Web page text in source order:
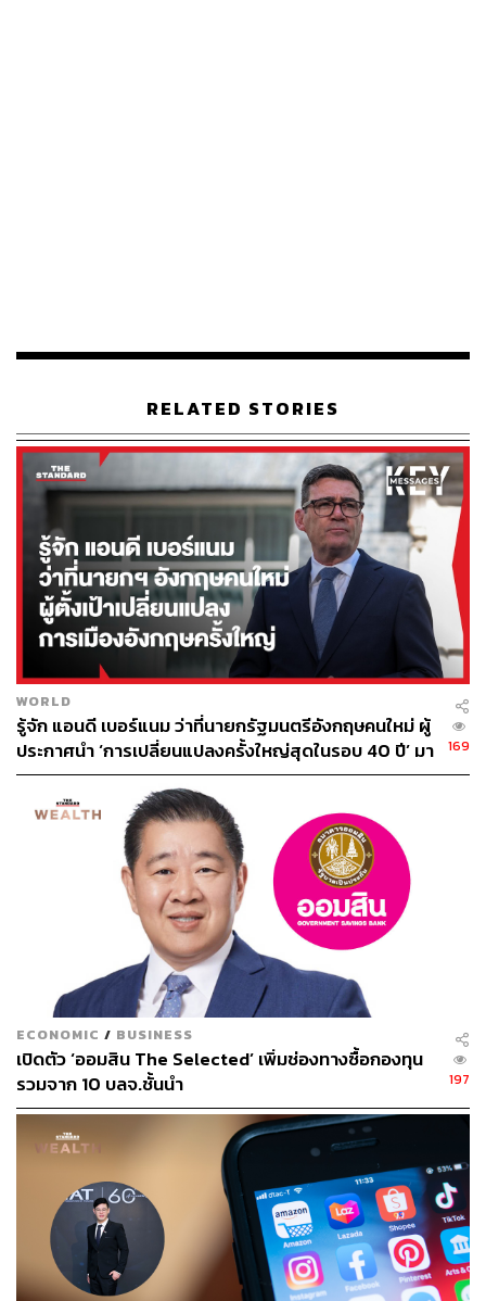
10. ป้ายสื่อโฆษณาโครงการทั้ง 54 สาขาที่เป็นพื้นที่เข้าร่วม
โครงการ ได้แก่ ป้าย Outdoor Standee เพื่อแจ้งเรื่องของ
โครงการ, ป้าย Indoor Standee เพื่อแจ้งจุดบริการและขั้น
ตอนการฉีดวัคซีน และป้าย Building Banner เพื่อแจ้งเรื่อง
ของโครงการ
Team D: Extra Vaccine Procurement: บริษัท เบอร์ลี่ ยุคเกอร์
จำกัด (มหาชน) มีรายละเอียดการสนับสนุนคือ
1. สนับสนุนการจัดเก็บวัคซีนในคลังสินค้าที่ได้รับการรับรอง
จาก GSDP
2. สนับสนุนการกระจายวัคซีน สำหรับการฉีดวัคซีนไปยัง
3. เป็นตัวแทนในการนำเข้าวัคซีนที่เป็นตัวเลือกจากหลาย
4. อาสาสมัครเภสัชกร 20-30 คน เพื่อให้ข้อมูลวัคซีนแก่
ประชาชนทางโทรศัพท์และ สถานที่ฉีดวัคซีน
5. ประสานงานกับกระทรวงสาธารณสุขและองค์การ
เภสัชกรรม ในการจัดหาวัคซีน ทางเลือกที่ดีและมีคุณภาพ
6. ติดต่อโรงงานผลิตวัคซีน และขอความช่วยเหลือตัวแทนใน
พิสูจน์อักษร: พรนภัส ชำนาญค้า
สามารถติดตาม THE STANDARD WEALTH
ผ่านแอปพลิเคชันต่างๆ ที่คุณสะดวกหรือใช้งานอยู่แล้วได้เลย
RELATED STORIES
WORLD
รู้จัก แอนดี เบอร์แนม ว่าที่นายกรัฐมนตรีอังกฤษคนใหม่ ผู้
ประกาศนำ ‘การเปลี่ยนแปลงครั้งใหญ่สุดในรอบ 40 ปี’ มา
สู่การเมืองอังกฤษ
169
ECONOMIC / BUSINESS
เปิดตัว ‘ออมสิน The Selected’ เพิ่มช่องทางซื้อกองทุน
รวมจาก 10 บลจ.ชั้นนำ
197